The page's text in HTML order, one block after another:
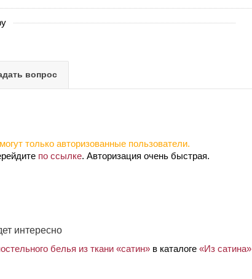
вопрос
только авторизованные пользователи.
по ссылке. Авторизация очень быстрая.
интересно
белья из ткани «сатин» в каталоге «Из сатина»